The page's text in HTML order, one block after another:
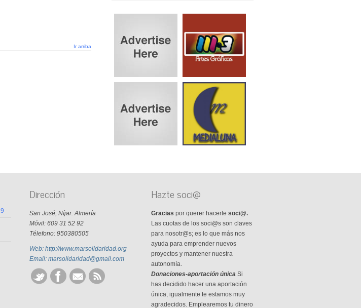
Ir arriba
Dirección
San José, Níjar. Almería
Móvil: 609 31 52 92
Télefono: 950380505
Web: http://www.marsolidaridad.org
Email: marsolidaridad@gmail.com
Hazte soci@
Gracias por querer hacerte soci@.
Las cuotas de los soci@s son claves
para nosotr@s; es lo que más nos
ayuda para emprender nuevos
proyectos y mantener nuestra
autonomía.
Donaciones-aportación únicaSi
has decidido hacer una aportación
única, igualmente te estamos muy
agradecidos. Emplearemos tu dinero